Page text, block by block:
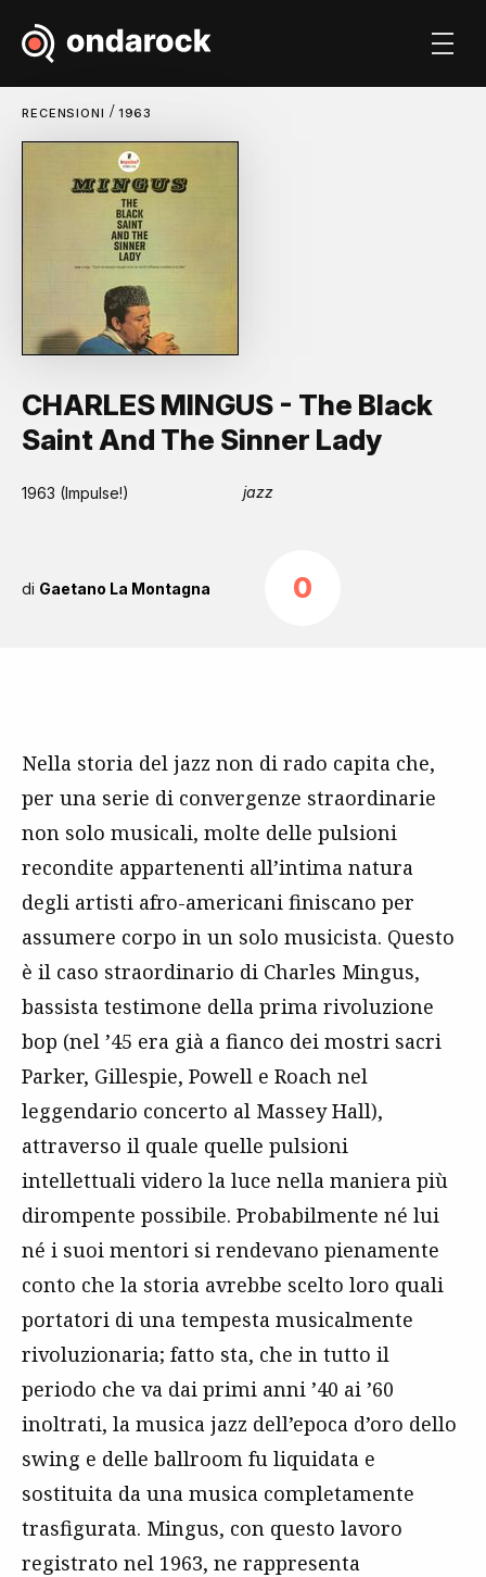
RECENSIONI / 1963
CHARLES MINGUS - The Black
Saint And The Sinner Lady
1963 (Impulse!) jazz
di Gaetano La Montagna 0
Nella storia del jazz non di rado capita che,
per una serie di convergenze straordinarie
non solo musicali, molte delle pulsioni
recondite appartenenti all’intima natura
degli artisti afro-americani finiscano per
assumere corpo in un solo musicista. Questo
è il caso straordinario di Charles Mingus,
bassista testimone della prima rivoluzione
bop (nel ’45 era già a fianco dei mostri sacri
Parker, Gillespie, Powell e Roach nel
leggendario concerto al Massey Hall),
attraverso il quale quelle pulsioni
intellettuali videro la luce nella maniera più
dirompente possibile. Probabilmente né lui
né i suoi mentori si rendevano pienamente
conto che la storia avrebbe scelto loro quali
portatori di una tempesta musicalmente
rivoluzionaria; fatto sta, che in tutto il
periodo che va dai primi anni ’40 ai ’60
inoltrati, la musica jazz dell’epoca d’oro dello
swing e delle ballroom fu liquidata e
sostituita da una musica completamente
trasfigurata. Mingus, con questo lavoro
registrato nel 1963, ne rappresenta